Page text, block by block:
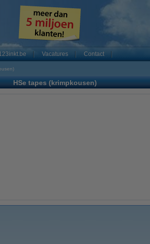
Vacatures Contact
HSe tapes (krimpkousen)